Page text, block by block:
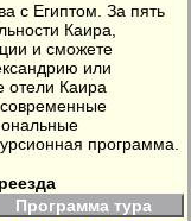
с Египтом. За пять
Каира,
и сможете
или
отели Каира
программа.
Программа тура